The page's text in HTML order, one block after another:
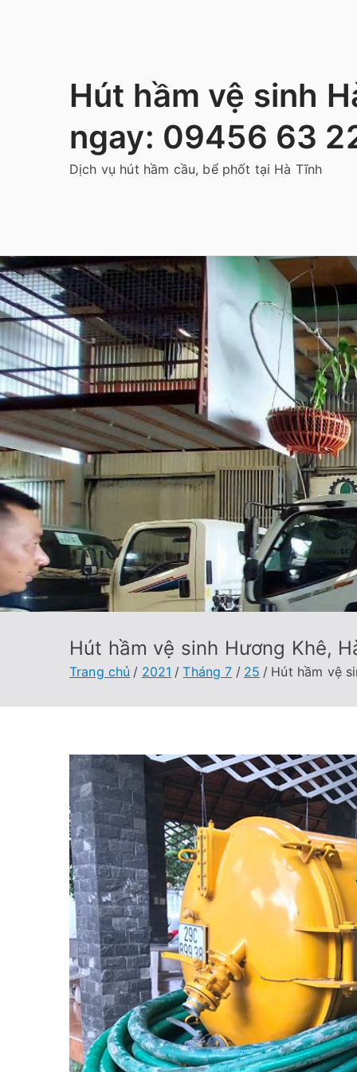
Hút hầm vệ sinh
ngay: 09456 63
Dịch vụ hút hầm cầu, bể phốt tại Hà Tĩnh
Hút hầm vệ sinh Hương Khê,
Trang chủ 2021 Tháng 7 25 Hút hầm vệ